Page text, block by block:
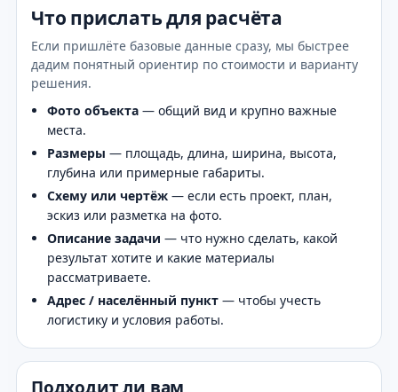
Что прислать для расчёта
Если пришлёте базовые данные сразу, мы быстрее
дадим понятный ориентир по стоимости и варианту
решения.
Фото объекта — общий вид и крупно важные
места.
Размеры — площадь, длина, ширина, высота,
глубина или примерные габариты.
Схему или чертёж — если есть проект, план,
эскиз или разметка на фото.
Описание задачи — что нужно сделать, какой
результат хотите и какие материалы
рассматриваете.
Адрес / населённый пункт — чтобы учесть
логистику и условия работы.
Подходит ли вам